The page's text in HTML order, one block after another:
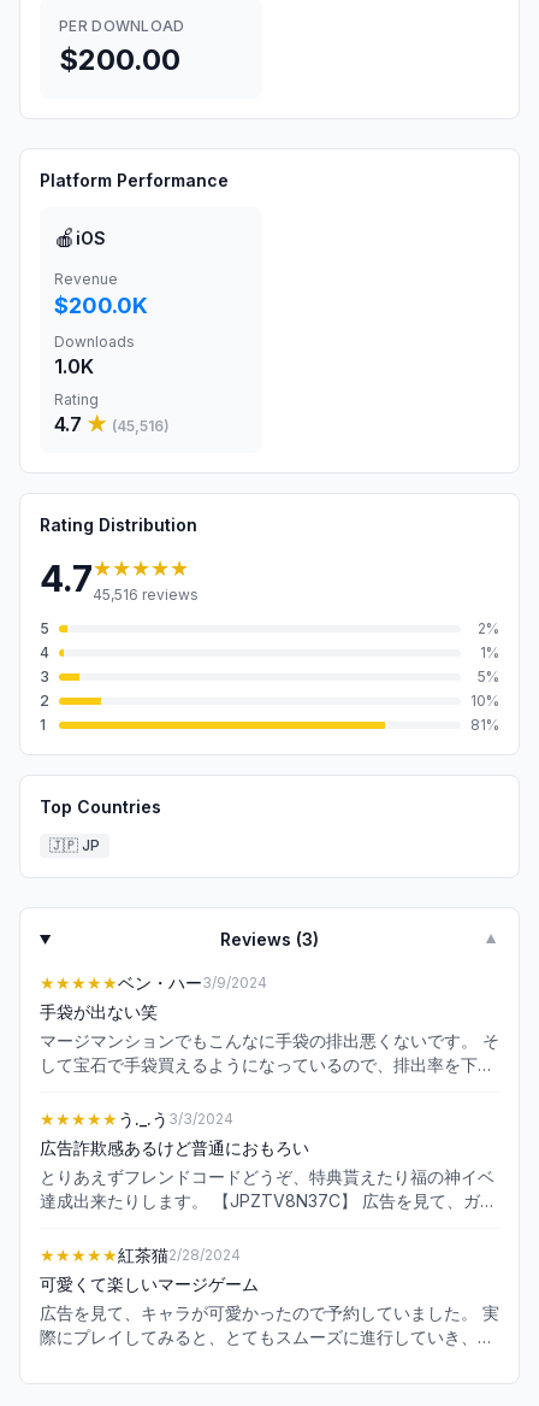
PER DOWNLOAD
$200.00
Platform Performance
🍎 iOS
Revenue
$200.0K
Downloads
1.0K
Rating
4.7 ★ (45,516)
Rating Distribution
4.7★★★★★
45,516 reviews
5
2%
4
1%
3
5%
2
10%
1
81%
Top Countries
🇯🇵 JP
Reviews (3) ▼
★★★★★ベン・ハー3/9/2024
手袋が出ない笑
マージマンションでもこんなに手袋の排出悪くないです。 そ
して宝石で手袋買えるようになっているので、排出率を下げ
のを回してはんぺんさんのお店を最優先にしましょう。 余っ
たエネルギーでちまちま手袋ゲットしていけば良いのです。
正直、ゆっくり遊ぶにはこのバランスがちょうど良くなって
います。 エネルギー100回しても手袋ゼロ…ざらにありま
す。どんどんタスククリアしていきたい！って人には向いて
人には向いています。 私は後者です、キャラも可愛いしお気
に入りのマージ系ゲームです。 SNSと紐付けは要注意です。
速攻でよくわからないメッセージが来ました。多分TikTokと
紐付けしたせいです。
★★★★★う._.う 3/3/2024
広告詐欺感あるけど普通におもろい
とりあえずフレンドコードどうぞ、特典貰えたり福の神イベ
達成出来たりします。 【JPZTV8N37C】 広告を見て、ガチ
登録しました。全然違え。 言うなればマー●マンションの報
酬良い版、無限に時間が溶けます。 なんか思ってたのと違っ
たけどおもろいからええかってぽちぽちしてます、おも
れ〜〜このゲーム なんか他の人が言ってる98%のロードで
進まん！ってのは無かったです。なんなら今月低速入ってん
★★★★★紅茶猫2/28/2024
可愛くて楽しいマージゲーム
広告を見て、キャラが可愛かったので予約していました。 実
際にプレイしてみると、とてもスムーズに進行していき、ス
ュートリアルも最低限の説明のみで、すぐに自由に遊べるよ